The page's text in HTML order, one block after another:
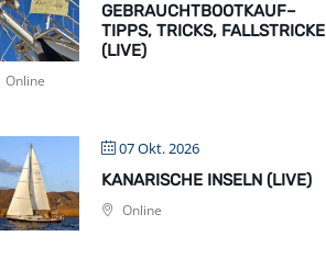
GEBRAUCHTBOOTKAUF–
TIPPS, TRICKS, FALLSTRICKE
(LIVE)
Online
07 Okt. 2026
KANARISCHE INSELN (LIVE)
Online